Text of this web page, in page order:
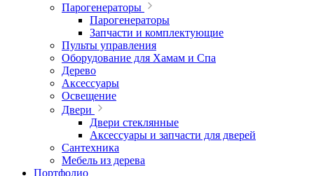
Парогенераторы
Парогенераторы
Запчасти и комплектующие
Пульты управления
Оборудование для Хамам и Спа
Дерево
Аксессуары
Освещение
Двери
Двери стеклянные
Аксессуары и запчасти для дверей
Сантехника
Мебель из дерева
Портфолио